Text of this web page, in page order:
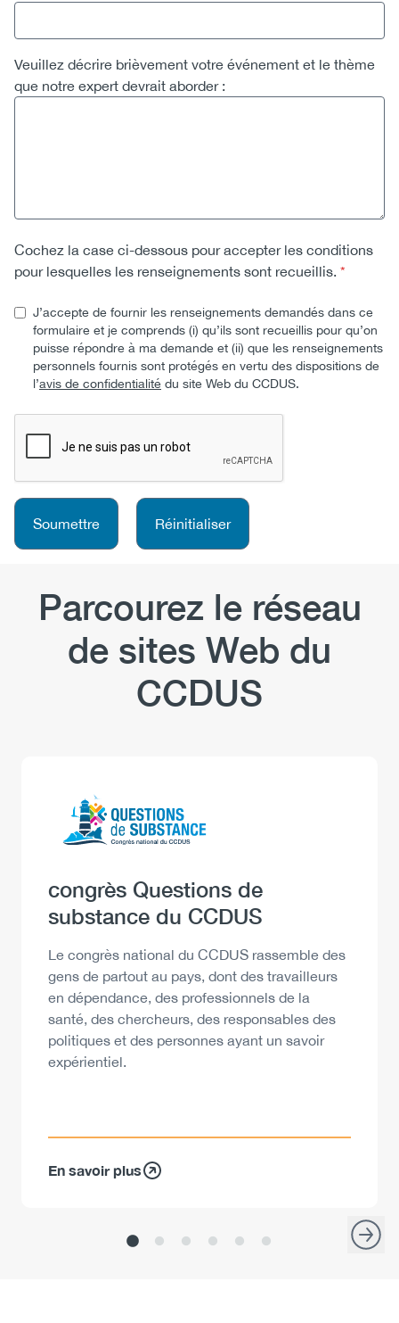
Veuillez décrire brièvement votre événement et le thème
que notre expert devrait aborder :
Cochez la case ci-dessous pour accepter les conditions
pour lesquelles les renseignements sont recueillis.
Cochez la case ci-dessous pour accepter les
J’accepte de fournir les renseignements demandés dans ce
formulaire et je comprends (i) qu’ils sont recueillis pour qu’on
puisse répondre à ma demande et (ii) que les renseignements
personnels fournis sont protégés en vertu des dispositions de
l’avis de confidentialité du site Web du CCDUS.
Parcourez le réseau
de sites Web du
CCDUS
Heading
congrès Questions de
substance du CCDUS
Description
Le congrès national du CCDUS rassemble des
gens de partout au pays, dont des travailleurs
en dépendance, des professionnels de la
santé, des chercheurs, des responsables des
politiques et des personnes ayant un savoir
expérientiel.
En savoir plus